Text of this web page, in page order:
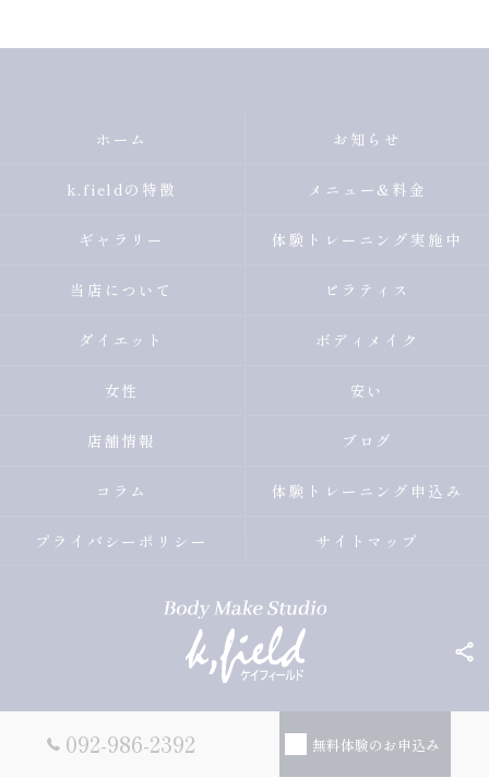
092-986-2392 無料体験のお申込み
ホーム お知らせ
k.fieldの特徴 メニュー&料金
ギャラリー 体験トレーニング実施中
当店について ピラティス
ダイエット ボディメイク
女性 安い
店舗情報 ブログ
コラム 体験トレーニング申込み
プライバシーポリシー サイトマップ
Studio k.field ALL RIGHTS RESERVED.